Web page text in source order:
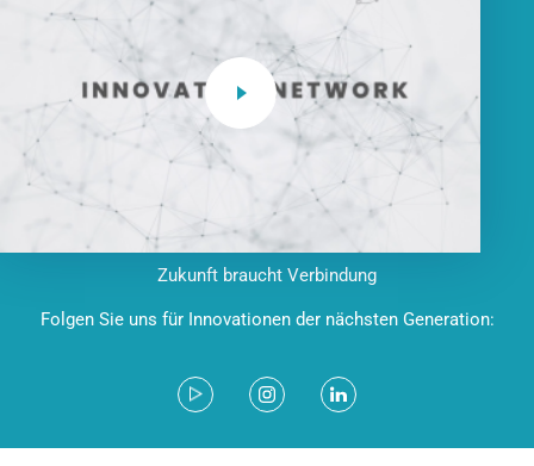
Zukunft braucht Verbindung
Folgen Sie uns für Innovationen der nächsten Generation: